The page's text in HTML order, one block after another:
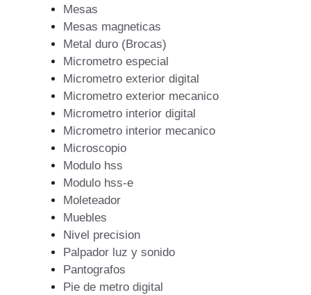
Mesas
Mesas magneticas
Metal duro (Brocas)
Micrometro especial
Micrometro exterior digital
Micrometro exterior mecanico
Micrometro interior digital
Micrometro interior mecanico
Microscopio
Modulo hss
Modulo hss-e
Moleteador
Muebles
Nivel precision
Palpador luz y sonido
Pantografos
Pie de metro digital